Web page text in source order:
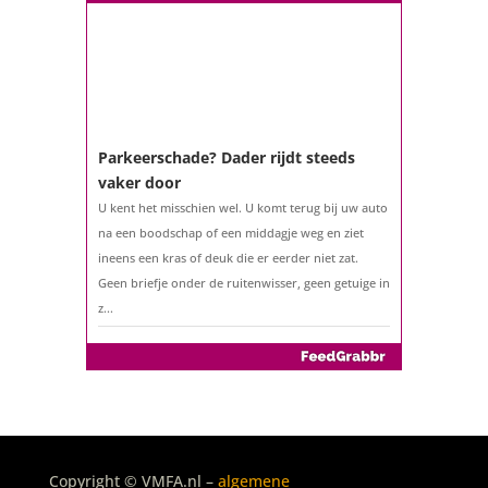
Parkeerschade? Dader rijdt steeds
vaker door
U kent het misschien wel. U komt terug bij uw auto
na een boodschap of een middagje weg en ziet
ineens een kras of deuk die er eerder niet zat.
Geen briefje onder de ruitenwisser, geen getuige in
z...
De belastingaangifte 2025
Copyright © VMFA.nl – algemene